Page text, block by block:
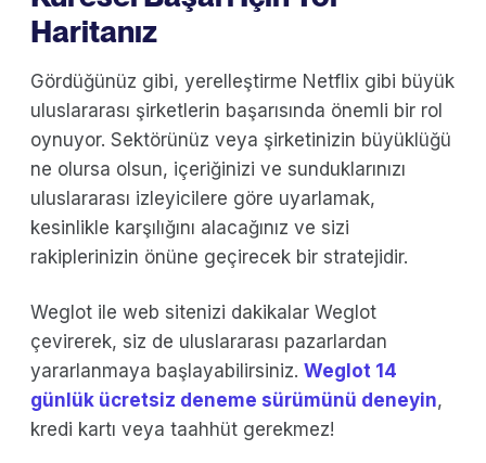
Haritanız
Gördüğünüz gibi, yerelleştirme Netflix gibi büyük
uluslararası şirketlerin başarısında önemli bir rol
oynuyor. Sektörünüz veya şirketinizin büyüklüğü
ne olursa olsun, içeriğinizi ve sunduklarınızı
uluslararası izleyicilere göre uyarlamak,
kesinlikle karşılığını alacağınız ve sizi
rakiplerinizin önüne geçirecek bir stratejidir.
Weglot ile web sitenizi dakikalar Weglot
çevirerek, siz de uluslararası pazarlardan
yararlanmaya başlayabilirsiniz. Weglot 14
günlük ücretsiz deneme sürümünü deneyin,
kredi kartı veya taahhüt gerekmez!